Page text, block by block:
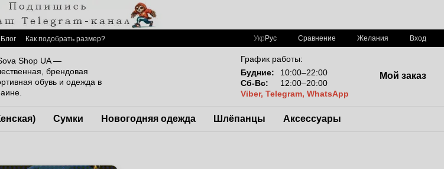
Блог
Как подобрать размер?
Укр Рус Сравнение Желания Вход
График работы:
Будние:
10:00–22:00
Сб-Вс:
12:00–20:00
Viber, Telegram, WhatsApp
Мой заказ
Сумки Новогодняя одежда Шлёпанцы Аксессуары